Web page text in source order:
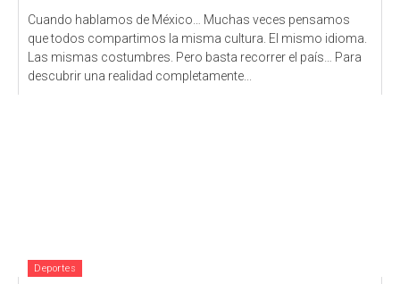
Cuando hablamos de México… Muchas veces pensamos
que todos compartimos la misma cultura. El mismo idioma.
Las mismas costumbres. Pero basta recorrer el país… Para
descubrir una realidad completamente...
Deportes